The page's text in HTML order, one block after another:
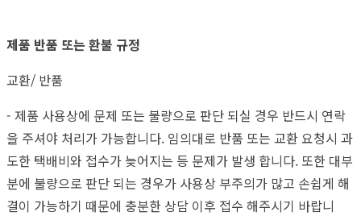
제품 반품 또는 환불 규정
교환/ 반품
- 제품 사용상에 문제 또는 불량으로 판단 되실 경우 반드시 연락
을 주셔야 처리가 가능합니다. 임의대로 반품 또는 교환 요청시 과
도한 택배비와 접수가 늦어지는 등 문제가 발생 합니다. 또한 대부
분에 불량으로 판단 되는 경우가 사용상 부주의가 많고 손쉽게 해
결이 가능하기 때문에 충분한 상담 이후 접수 해주시기 바랍니